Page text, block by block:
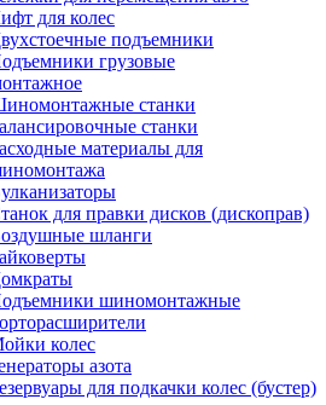
для колес
подъемники
грузовые
станки
станки
материалы для
для правки дисков (дископрав)
шланги
шиномонтажные
колес
азота
для подкачки колес (бустер)